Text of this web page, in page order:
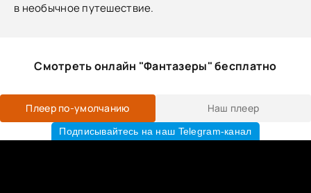
в необычное путешествие.
Смотреть онлайн "Фантазеры" бесплатно
Плеер по-умолчанию Наш плеер
Подписывайтесь на наш Telegram-канал